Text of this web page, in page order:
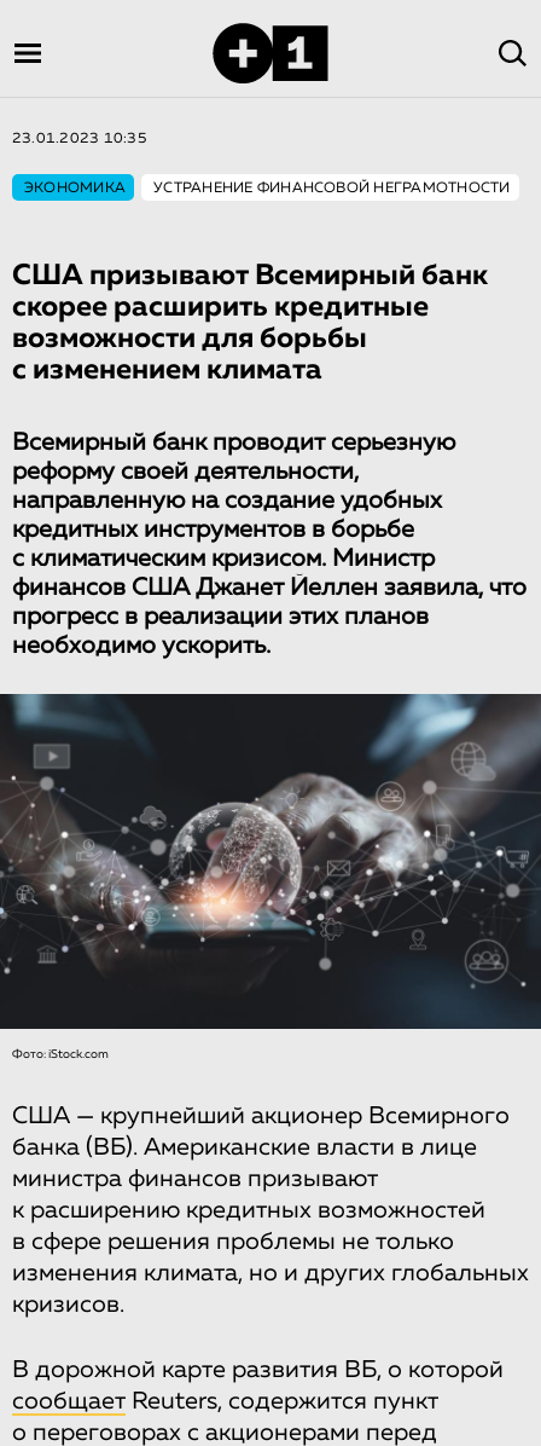
23.01.2023 10:35
ЭКОНОМИКА УСТРАНЕНИЕ ФИНАНСОВОЙ НЕГРАМОТНОСТИ
США призывают Всемирный банк
скорее расширить кредитные
возможности для борьбы
с изменением климата
Всемирный банк проводит серьезную
реформу своей деятельности,
направленную на создание удобных
кредитных инструментов в борьбе
с климатическим кризисом. Министр
финансов США Джанет Йеллен заявила, что
прогресс в реализации этих планов
необходимо ускорить.
Фото: iStock.com
США — крупнейший акционер Всемирного
банка (ВБ). Американские власти в лице
министра финансов призывают
к расширению кредитных возможностей
в сфере решения проблемы не только
изменения климата, но и других глобальных
кризисов.
В дорожной карте развития ВБ, о которой
сообщает Reuters, содержится пункт
о переговорах с акционерами перед